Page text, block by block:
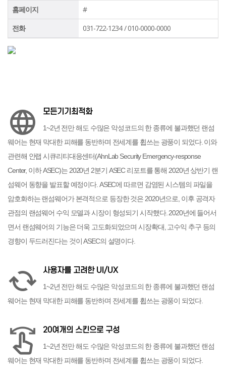
홈페이지
#
전화
031-722-1234 / 010-0000-0000
language 모든기기최적화
1~2년 전만 해도 수많은 악성코드의 한 종류에 불과했던 랜섬
웨어는 현재 막대한 피해를 동반하며 전세계를 휩쓰는 광풍이 되었다. 이와
관련해 안랩 시큐리티대응센터(AhnLab Security Emergency-response
Center, 이하 ASEC)는 2020년 2분기 ASEC 리포트를 통해 2020년 상반기 랜
섬웨어 동향을 발표할 예정이다. ASEC에 따르면 감염된 시스템의 파일을
암호화하는 랜섬웨어가 본격적으로 등장한 것은 2020년으로, 이후 공격자
관점의 랜섬웨어 수익 모델과 시장이 형성되기 시작했다. 2020년에 들어서
면서 랜섬웨어의 기능은 더욱 고도화되었으며 시장확대, 고수익 추구 등의
경향이 두드러진다는 것이 ASEC의 설명이다.
cached 사용자를 고려한 UI/UX
1~2년 전만 해도 수많은 악성코드의 한 종류에 불과했던 랜섬
웨어는 현재 막대한 피해를 동반하며 전세계를 휩쓰는 광풍이 되었다.
swipe 20여개의 스킨으로 구성
1~2년 전만 해도 수많은 악성코드의 한 종류에 불과했던 랜섬
웨어는 현재 막대한 피해를 동반하며 전세계를 휩쓰는 광풍이 되었다.